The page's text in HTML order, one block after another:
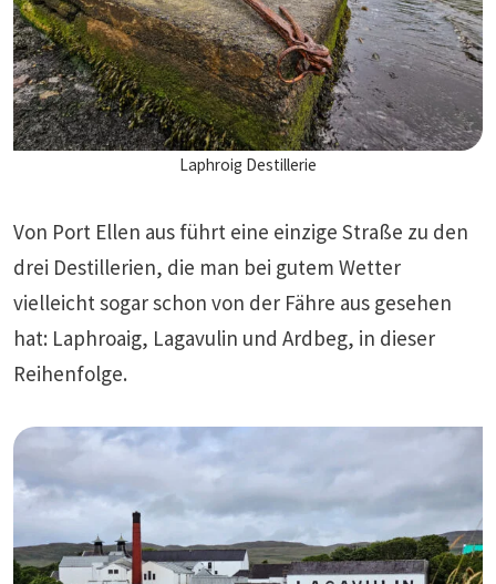
Laphroig Destillerie
Von Port Ellen aus führt eine einzige Straße zu den
drei Destillerien, die man bei gutem Wetter
vielleicht sogar schon von der Fähre aus gesehen
hat: Laphroaig, Lagavulin und Ardbeg, in dieser
Reihenfolge.